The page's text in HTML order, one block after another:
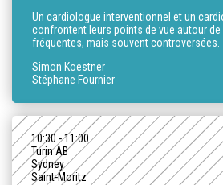
Un cardiologue interventionnel et un
confrontent leurs points de vue autour
fréquentes, mais souvent controversées.
Simon Koestner
Stéphane Fournier
10:30 - 11:00
Turin AB
Sydney
Saint-Moritz